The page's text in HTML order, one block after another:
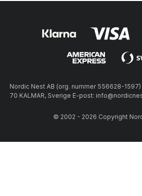
Nordic Nest AB (org. nummer 556628-
70 KALMAR, Sverige E-post:
© 2002 - 2026 Copyright